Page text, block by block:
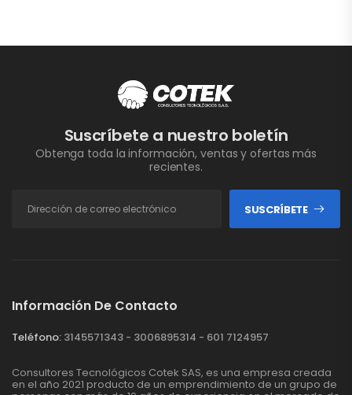
Suscríbete a nuestro boletín
Obtenga toda la información, ventas y ofertas más
recientes.
SUSCRÍBETE
Información De Contacto
Teléfono: 3145571343 - 3006895314 - 601 7124957
Consultores Tecnológicos Cotek SAS, es una empresa creada
en el año 2021 producto de un emprendimiento de un grupo de